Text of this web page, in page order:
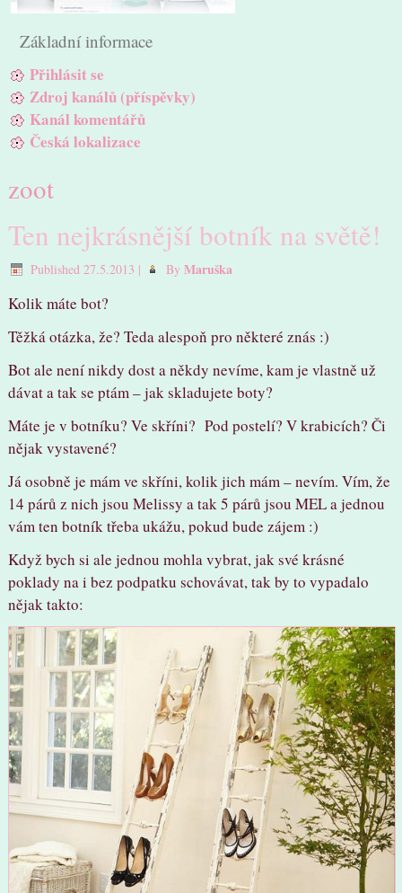
Základní informace
Přihlásit se
Zdroj kanálů (příspěvky)
Kanál komentářů
Česká lokalizace
zoot
Ten nejkrásnější botník na světě!
Published 27.5.2013 | By Maruška
Kolik máte bot?
Těžká otázka, že? Teda alespoň pro některé znás :)
Bot ale není nikdy dost a někdy nevíme, kam je vlastně už
dávat a tak se ptám – jak skladujete boty?
Máte je v botníku? Ve skříni? Pod postelí? V krabicích? Či
nějak vystavené?
Já osobně je mám ve skříni, kolik jich mám – nevím. Vím, že
14 párů z nich jsou Melissy a tak 5 párů jsou MEL a jednou
vám ten botník třeba ukážu, pokud bude zájem :)
Když bych si ale jednou mohla vybrat, jak své krásné
poklady na i bez podpatku schovávat, tak by to vypadalo
nějak takto: